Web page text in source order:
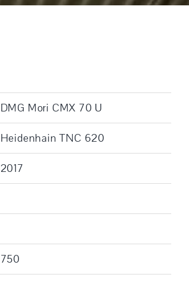
DMG Mori CMX 70 U
Heidenhain TNC 620
2017
750